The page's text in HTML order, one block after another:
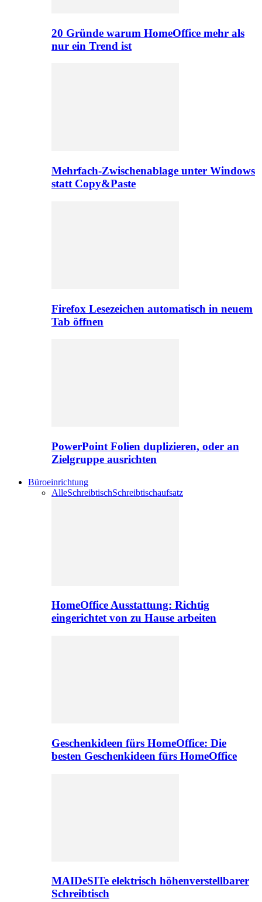
20 Gründe warum HomeOffice mehr als
nur ein Trend ist
Mehrfach-Zwischenablage unter Windows
statt Copy&Paste
Firefox Lesezeichen automatisch in neuem
Tab öffnen
PowerPoint Folien duplizieren, oder an
Zielgruppe ausrichten
Büroeinrichtung
AlleSchreibtischSchreibtischaufsatz
HomeOffice Ausstattung: Richtig
eingerichtet von zu Hause arbeiten
Geschenkideen fürs HomeOffice: Die
besten Geschenkideen fürs HomeOffice
MAIDeSITe elektrisch höhenverstellbarer
Schreibtisch